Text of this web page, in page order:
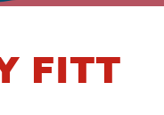
FITT